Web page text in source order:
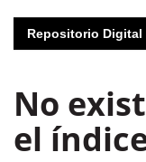
Repositorio Digital
No
el